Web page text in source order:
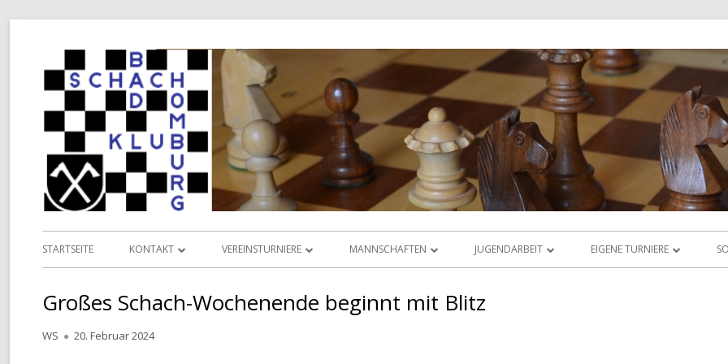
Primäres
STARTSEITE KONTAKT VEREINSTURNIERE MANNSCHAFTEN
DAS LIGAORAKEL
JUGENDARBEIT EIGENE TURNIERE
Großes Schach-Wochenende beginnt mit Blitz
Autor
WS
Veröffentlicht
20. Februar 2024